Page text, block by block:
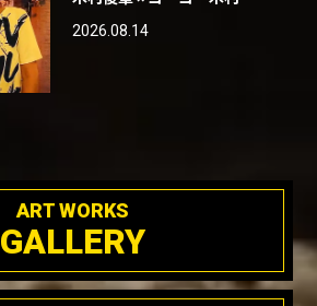
2026.08.14
ART WORKS
GALLERY